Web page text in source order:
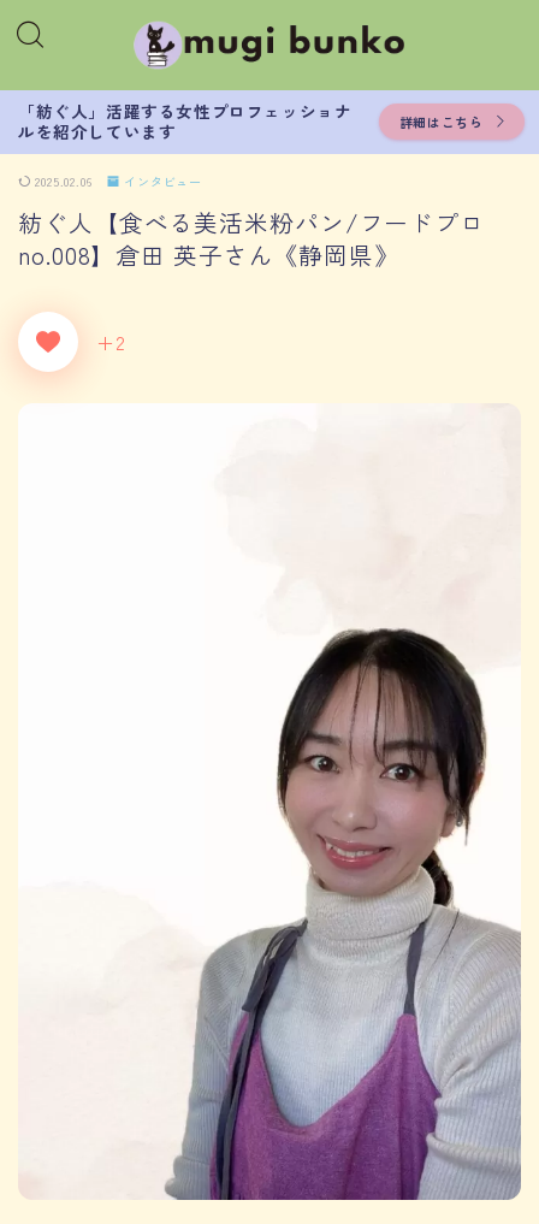
「紡ぐ人」活躍する女性プロフェッショナ
ルを紹介しています
詳細はこちら
2025.02.06 インタビュー
紡ぐ人【食べる美活米粉パン/フードプロ
no.008】倉田 英子さん《静岡県》
+2